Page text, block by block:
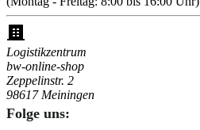
Logistikzentrum
bw-online-shop
Zeppelinstr. 2
98617 Meiningen
Folge uns: